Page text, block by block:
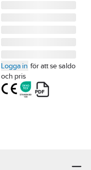
Logga in för att se saldo
och pris